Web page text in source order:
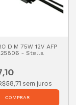
DIM 75W 12V AFP
- Stella
sem juros